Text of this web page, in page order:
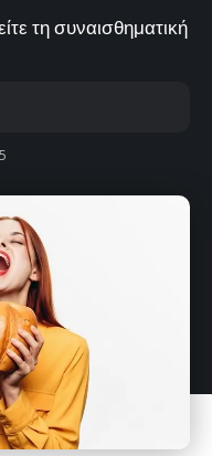
τη συναισθηματική